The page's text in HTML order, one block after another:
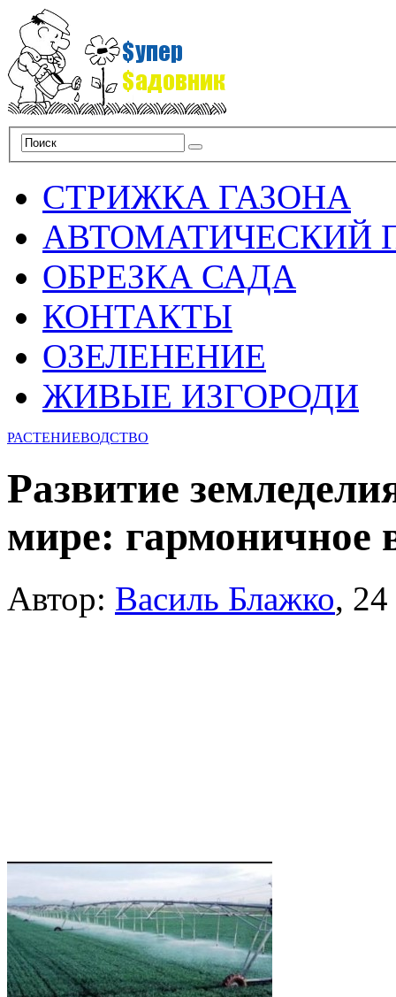
СТРИЖКА ГАЗОНА
АВТОМАТИЧЕСКИЙ
ОБРЕЗКА САДА
КОНТАКТЫ
ОЗЕЛЕНЕНИЕ
ЖИВЫЕ ИЗГОРОДИ
РАСТЕНИЕВОДСТВО
Развитие
мире: гармоничное
Автор: Василь Блажко,